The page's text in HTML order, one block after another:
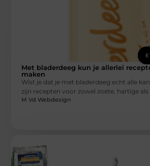
Met bladerdeeg kun je allerlei
maken
Wist je dat je met bladerdeeg echt alle
zijn recepten voor zowel zoete, hartige
M Vd Webdesign